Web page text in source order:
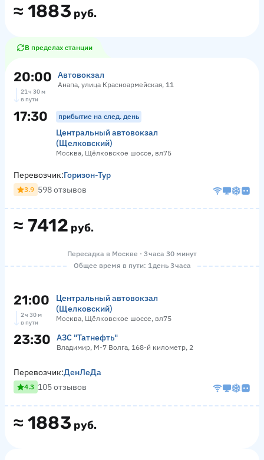
≈ 1883 руб.
В пределах станции
20:00 Автовокзал
Анапа, улица Красноармейская, 11
21 ч 30 м
в пути
17:30 прибытие на след. день
Центральный автовокзал
(Щелковский)
Москва, Щёлковское шоссе, вл75
≈ 7412 руб.
Перевозчик:Горизон-Тур
3.9 598 отзывов
Пересадка в Москве · 3 часа 30 минут
Общее время в пути: 1 день 3 часа
21:00
Центральный автовокзал
(Щелковский)
Москва, Щёлковское шоссе, вл75
2 ч 30 м
в пути
23:30 АЗС "Татнефть"
Владимир, М-7 Волга, 168-й километр, 2
≈ 1883 руб.
Перевозчик:ДенЛеДа
4.3 105 отзывов